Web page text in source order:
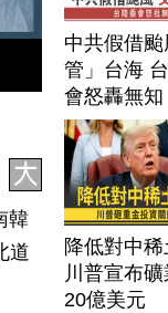
韓
道
中共假借
管」台海
會怒轟無知
降低對中
川普宣布
20億美元